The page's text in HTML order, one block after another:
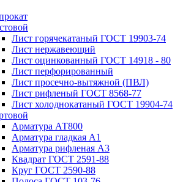
Лист горячекатаный ГОСТ 19903-74
Лист нержавеющий
Лист оцинкованный ГОСТ 14918 - 80
Лист перфорированный
Лист просечно-вытяжной (ПВЛ)
Лист рифленый ГОСТ 8568-77
Лист холоднокатаный ГОСТ 19904-74
Арматура АТ800
Арматура гладкая А1
Арматура рифленая А3
Квадрат ГОСТ 2591-88
Круг ГОСТ 2590-88